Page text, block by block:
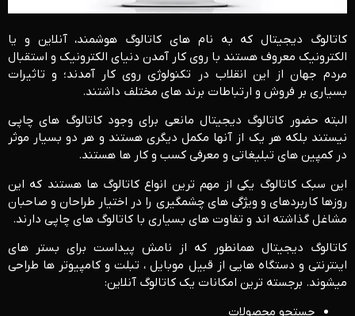
کاتالوگ دیجیتال که به نام های کاتالوگ هوشمند، آنلاین و یا
الکترونیک معروف هستند با روی کار آمدن دنیای الکترونیک و استقبال
مردم جهان از این انقلاب در تکنولوژی روی کار آمدند؛ و تاثیرات
بسیاری بر فروش و ارتباطات برند های مختلف داشتند.
البته حضور کاتالوگ دیجیتال مانعی برای وجود کاتالوگ های چاپی
نیستند بلکه هر یک از آنها مکمل دیگری هستند و هر دو بسیار موثر
در کمپین های تبلیغاتی و معرفی کسب و کار ها هستند.
این سبک کاتالوگ یکی از مهم ترین انواع کاتالوگ ها هستند که این
روزها کاربردهای و ویژگی های چشمگیری را در اختیار طراحان و صاحبان
مشاغل گذاشته اند و تفاوت های بسیاری با کاتالوگ های چاپی دارند.
کاتالوگ دیجیتال همانطور که از نامش پیداست برای بستر های
اینترنتی و دستگاه هایی از قبیل موبایل ، تبلت و کامپیوتر ها طراحی
میشوند. برجسته ترین امکانات یک کاتالوگ آنلاین:
جستجو محصولات